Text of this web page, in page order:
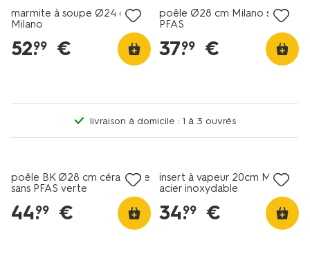
marmite à soupe Ø24 cm
Milano
52.
99 €
poêle Ø28 cm Milano sans
PFAS
37.
99 €
livraison à domicile : 1 à 3 ouvrés
poêle BK Ø28 cm céramique
sans PFAS verte
44.
99 €
insert à vapeur 20cm Milano
acier inoxydable
34.
99 €